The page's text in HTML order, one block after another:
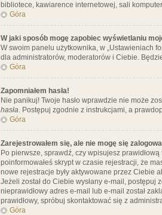
bibliotece, kawiarence internetowej, sali
Góra
W jaki sposób mogę zapobiec wyświetlaniu
W swoim panelu użytkownika, w „Ustawieniach
dla administratorów, moderatorów i Ciebie.
Góra
Zapomniałem hasła!
Nie panikuj! Twoje hasło wprawdzie nie może
hasła. Postępuj zgodnie z instrukcjami, a
Góra
Zarejestrowałem się, ale nie mogę się
Po pierwsze, sprawdź, czy wpisujesz
poinformowałeś skrypt w czasie rejestracji, że
nowe rejestracje były aktywowane przez Ciebie
Jeżeli został do Ciebie wysłany e-mail,
nieprawidłowy adres e-mail lub e-mail został
prawidłowy, spróbuj skontaktować się z
Góra